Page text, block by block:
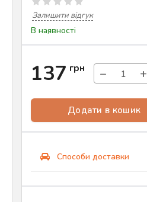
Залишити відгук
В наявності
137 грн − +
Додати в кошик
Способи доставки